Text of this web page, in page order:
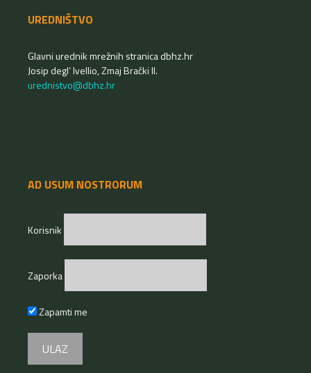
UREDNIŠTVO
Glavni urednik mrežnih stranica dbhz.hr
Josip degl’ Ivellio, Zmaj Brački II.
urednistvo@dbhz.hr
AD USUM NOSTRORUM
Korisnik
Zaporka
Zapamti me